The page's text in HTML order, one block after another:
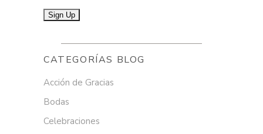
CATEGORÍAS BLOG
Acción de Gracias
Bodas
Celebraciones